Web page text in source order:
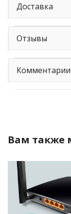
Доставка
Отзывы
Комментарии
Вам также